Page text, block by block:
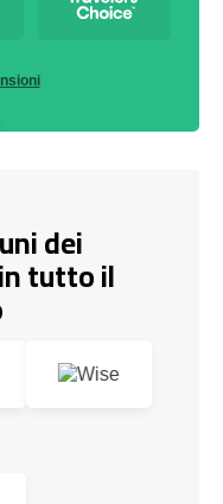
dei
tutto il